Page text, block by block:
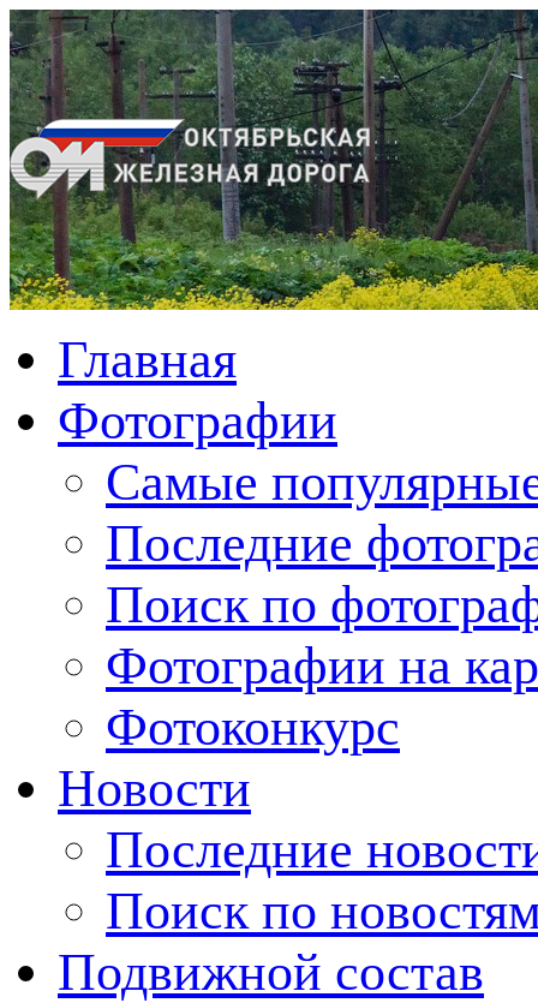
Главная
Фотографии
Cамые
Последние
Поиск по
Фотографии на
Фотоконкурс
Новости
Последние
Поиск по
Подвижной состав